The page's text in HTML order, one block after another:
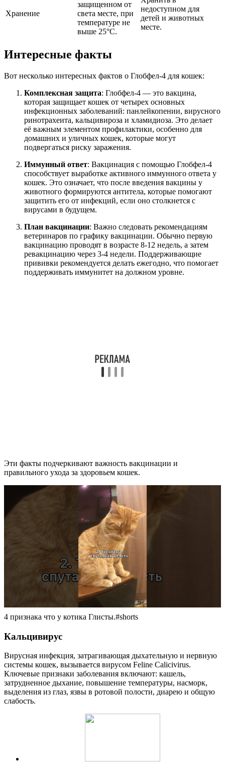
Хранение
защищенном от
света месте, при
температуре не
выше 25°C.
недоступном для
детей и животных
месте.
Интересные факты
Вот несколько интересных фактов о Глобфел-4 для кошек:
Комплексная защита: Глобфел-4 — это вакцина,
которая защищает кошек от четырех основных
инфекционных заболеваний: панлейкопении, вирусного
ринотрахеита, кальцивироза и хламидиоза. Это делает
её важным элементом профилактики, особенно для
домашних и уличных кошек, которые могут
подвергаться риску заражения.
Иммунный ответ: Вакцинация с помощью Глобфел-4
способствует выработке активного иммунного ответа у
кошек. Это означает, что после введения вакцины у
животного формируются антитела, которые помогают
защитить его от инфекций, если оно столкнется с
вирусами в будущем.
План вакцинации: Важно следовать рекомендациям
ветеринаров по графику вакцинации. Обычно первую
вакцинацию проводят в возрасте 8-12 недель, а затем
ревакцинацию через 3-4 недели. Поддерживающие
прививки рекомендуется делать ежегодно, что помогает
поддерживать иммунитет на должном уровне.
Эти факты подчеркивают важность вакцинации и
правильного ухода за здоровьем кошек.
4 признака что у котика Глисты.#shorts
Кальцивирус
Вирусная инфекция, затрагивающая дыхательную и нервную
системы кошек, вызывается вирусом Feline Calicivirus.
Ключевые признаки заболевания включают: кашель,
затрудненное дыхание, повышение температуры, насморк,
выделения из глаз, язвы в ротовой полости, диарею и общую
слабость.